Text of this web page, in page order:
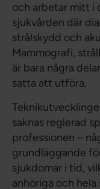
och arbetar mitt i
sjukvården där
strålskydd och
Mammografi,
är bara några
satta att utföra.
saknas reglerad
professionen –
grundläggande
sjukdomar i tid,
anhöriga och